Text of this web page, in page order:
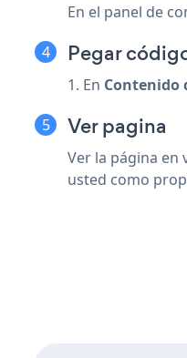
En el panel de
Pegar
1. En Contenido
Ver pagina
Ver la página en
usted como